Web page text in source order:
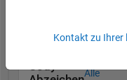
Cody
Alle
Kontakt zu Ihrer